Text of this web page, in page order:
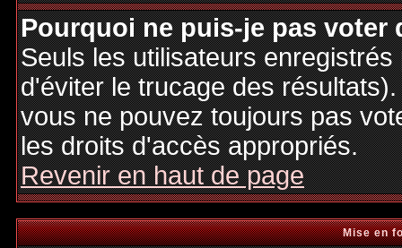
Pourquoi ne puis-je pas voter
Seuls les utilisateurs
d'éviter le trucage des
vous ne pouvez toujours pas
les droits d'accès appropriés.
Revenir en haut de page
Mise en